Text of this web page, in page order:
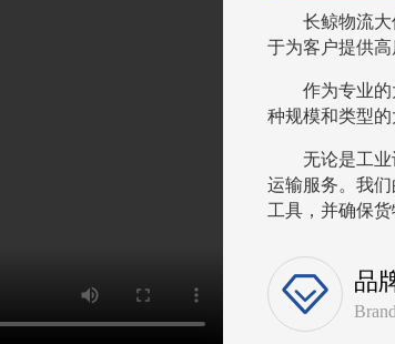
长鲸物流
于为客户提供高
作为专业
种规模和类型的
无论是工
运输服务。我
工具，并确保
品